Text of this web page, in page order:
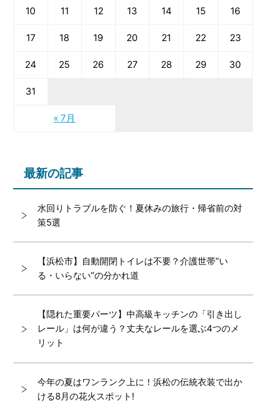
« 7月
10 11 12 13 14 15 16
17 18 19 20 21 22 23
24 25 26 27 28 29 30
31
最新の記事
水回りトラブルを防ぐ！夏休みの旅行・帰省前の対
策5選
【浜松市】自動開閉トイレは不要？介護世帯”い
る・いらない”の分かれ道
【隠れた重要パーツ】中高級キッチンの「引き出し
レール」は何が違う？丈夫なレールを選ぶ4つのメ
リット
今年の夏はワンランク上に！浜松の伝統衣装で出か
ける8月の花火スポット!